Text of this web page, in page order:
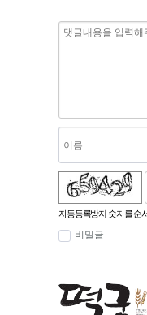
자동등록방지 숫자를 순
비밀글